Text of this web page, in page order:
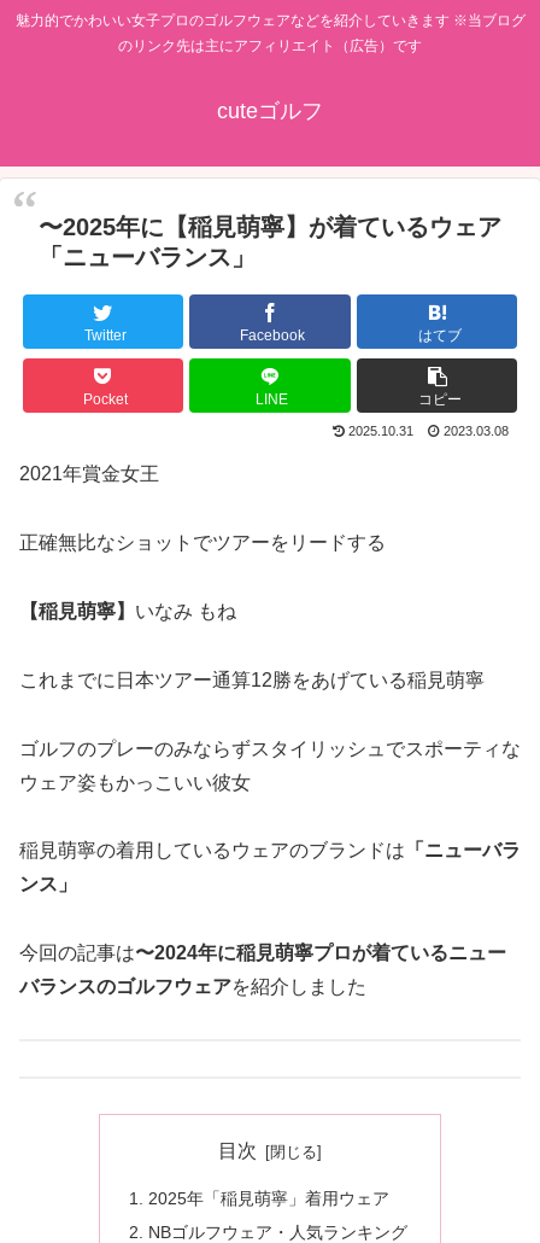
魅力的でかわいい女子プロのゴルフウェアなどを紹介していきます ※当ブログ
のリンク先は主にアフィリエイト（広告）です
cuteゴルフ
〜2025年に【稲見萌寧】が着ているウェア
「ニューバランス」
Twitter Facebook はてブ
Pocket LINE コピー
2025.10.31 2023.03.08
2021年賞金女王
正確無比なショットでツアーをリードする
【稲見萌寧】 いなみ もね
これまでに日本ツアー通算12勝をあげている稲見萌寧
ゴルフのプレーのみならずスタイリッシュでスポーティな
ウェア姿もかっこいい彼女
稲見萌寧の着用しているウェアのブランドは 「ニューバラ
ンス」
今回の記事は〜2024年に稲見萌寧プロが着ているニュー
バランスのゴルフウェアを紹介しました
目次
2025年「稲見萌寧」着用ウェア
NBゴルフウェア・人気ランキング